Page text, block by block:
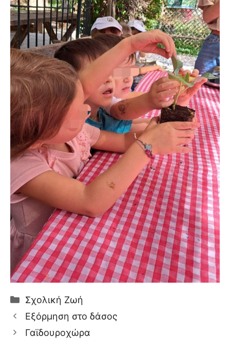
Κατηγορίες
Σχολική Ζωή
Εξόρμηση στο δάσος
Γαϊδουροχώρα